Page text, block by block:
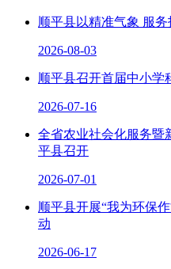
顺平县以精准气象 服
2026-08-03
顺平县召开首届中小学
2026-07-16
全省农业社会化服务暨
平县召开
2026-07-01
顺平县开展“我为环保
动
2026-06-17